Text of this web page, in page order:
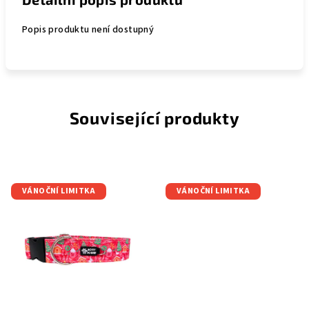
Popis produktu není dostupný
Související produkty
VÁNOČNÍ LIMITKA VÁNOČNÍ LIMITKA